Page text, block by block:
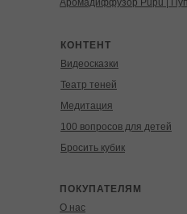
Аромадиффузор Pupu |
КОНТЕНТ
Видеосказки
Театр теней
Медитация
100 вопросов для детей
Бросить кубик
ПОКУПАТЕЛЯМ
О нас